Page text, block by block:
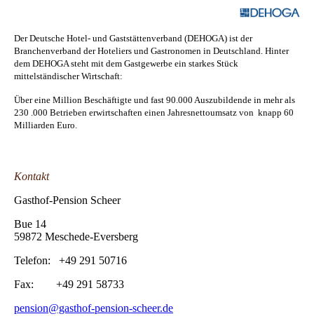
Der Deutsche Hotel- und Gaststättenverband (DEHOGA) ist der
Branchenverband der Hoteliers und Gastronomen in Deutschland. Hinter
dem DEHOGA steht mit dem Gastgewerbe ein starkes Stück
mittelständischer Wirtschaft:
Über eine Million Beschäftigte und fast 90.000 Auszubildende in mehr als
230 .000 Betrieben erwirtschaften einen Jahresnettoumsatz von knapp 60
Milliarden Euro.
Kontakt
Gasthof-Pension Scheer
Bue 14
59872 Meschede-Eversberg
Telefon: +49 291 50716
Fax: +49 291 58733
pension@gasthof-pension-scheer.de